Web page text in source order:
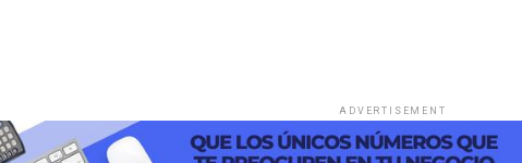
ADVERTISEMENT